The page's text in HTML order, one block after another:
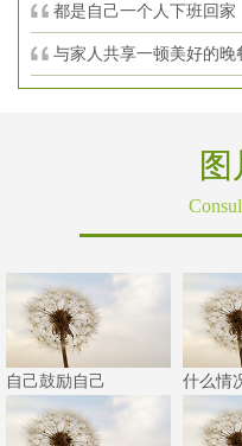
都是自己一个人下班回家
与家人共享一顿美好的晚
自己鼓励自己 什么情